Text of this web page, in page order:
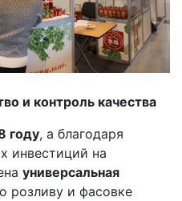
и контроль качества
году, а благодаря
инвестиций на
универсальная
розливу и фасовке